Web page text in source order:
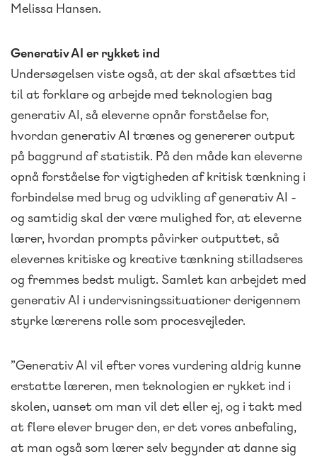
Melissa Hansen.
Generativ AI er rykket ind
Undersøgelsen viste også, at der skal afsættes tid
til at forklare og arbejde med teknologien bag
generativ AI, så eleverne opnår forståelse for,
hvordan generativ AI trænes og genererer output
på baggrund af statistik. På den måde kan eleverne
opnå forståelse for vigtigheden af kritisk tænkning i
forbindelse med brug og udvikling af generativ AI -
og samtidig skal der være mulighed for, at eleverne
lærer, hvordan prompts påvirker outputtet, så
elevernes kritiske og kreative tænkning stilladseres
og fremmes bedst muligt. Samlet kan arbejdet med
generativ AI i undervisningssituationer derigennem
styrke lærerens rolle som procesvejleder.
”Generativ AI vil efter vores vurdering aldrig kunne
erstatte læreren, men teknologien er rykket ind i
skolen, uanset om man vil det eller ej, og i takt med
at flere elever bruger den, er det vores anbefaling,
at man også som lærer selv begynder at danne sig